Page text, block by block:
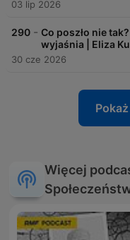
03 lip 2026
290 - Co poszło nie
wyjaśnia | Eliza
30 cze 2026
Więcej